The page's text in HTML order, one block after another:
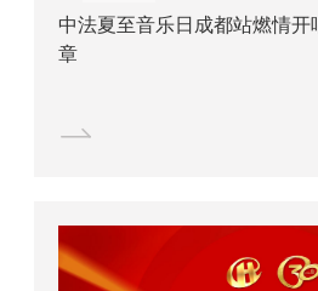
中法夏至音乐日成都站燃情开
章